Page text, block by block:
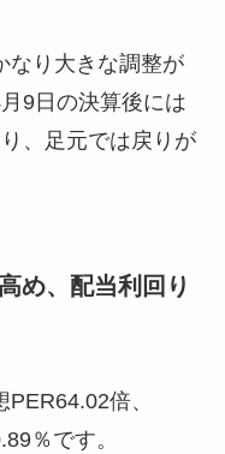
なり大きな調整が
9日の決算後には
、足元では戻りが
め、配当利回り
倍、
％です。